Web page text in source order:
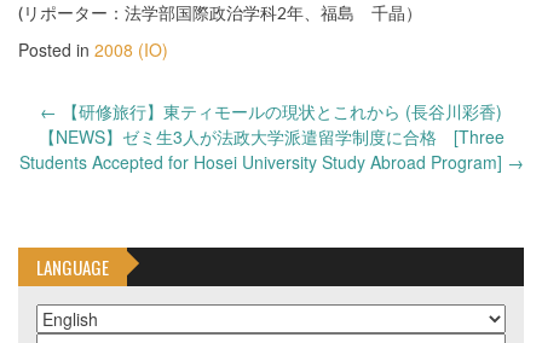
(リポーター：法学部国際政治学科2年、福島 千晶）
Posted in 2008 (IO)
Post
navigation
← 【研修旅行】東ティモールの現状とこれから (長谷川彩香)
【NEWS】ゼミ生3人が法政大学派遣留学制度に合格 [Three
Students Accepted for Hosei University Study Abroad Program] →
LANGUAGE